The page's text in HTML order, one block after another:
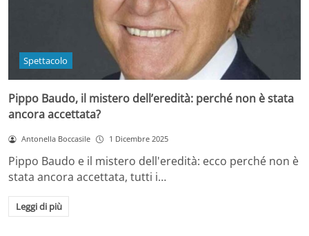
Spettacolo
Pippo Baudo, il mistero dell’eredità: perché non è stata
ancora accettata?
Antonella Boccasile 1 Dicembre 2025
Pippo Baudo e il mistero dell'eredità: ecco perché non è
stata ancora accettata, tutti i…
Leggi di più